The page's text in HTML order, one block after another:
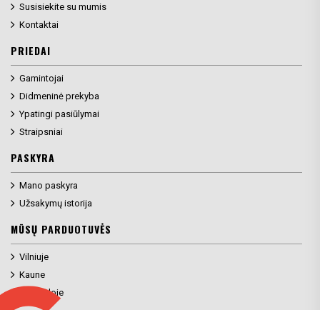
Susisiekite su mumis
Kontaktai
PRIEDAI
Gamintojai
Didmeninė prekyba
Ypatingi pasiūlymai
Straipsniai
PASKYRA
Mano paskyra
Užsakymų istorija
MŪSŲ PARDUOTUVĖS
Vilniuje
Kaune
Klaipėdoje